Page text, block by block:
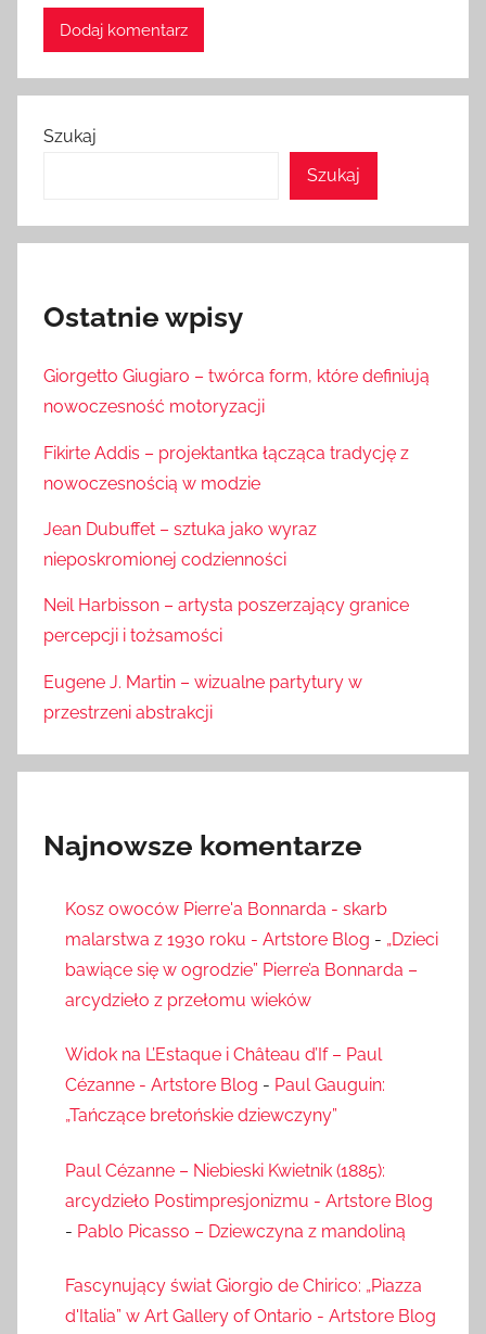
Szukaj
Szukaj
Ostatnie wpisy
Giorgetto Giugiaro – twórca form, które definiują
nowoczesność motoryzacji
Fikirte Addis – projektantka łącząca tradycję z
nowoczesnością w modzie
Jean Dubuffet – sztuka jako wyraz
nieposkromionej codzienności
Neil Harbisson – artysta poszerzający granice
percepcji i tożsamości
Eugene J. Martin – wizualne partytury w
przestrzeni abstrakcji
Najnowsze komentarze
Kosz owoców Pierre'a Bonnarda - skarb
malarstwa z 1930 roku - Artstore Blog - „Dzieci
bawiące się w ogrodzie” Pierre’a Bonnarda –
arcydzieło z przełomu wieków
Widok na L’Estaque i Château d’If – Paul
Cézanne - Artstore Blog - Paul Gauguin:
„Tańczące bretońskie dziewczyny”
Paul Cézanne – Niebieski Kwietnik (1885):
arcydzieło Postimpresjonizmu - Artstore Blog
- Pablo Picasso – Dziewczyna z mandoliną
Fascynujący świat Giorgio de Chirico: „Piazza
d'Italia” w Art Gallery of Ontario - Artstore Blog